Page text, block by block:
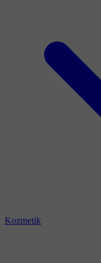
Kozmetik